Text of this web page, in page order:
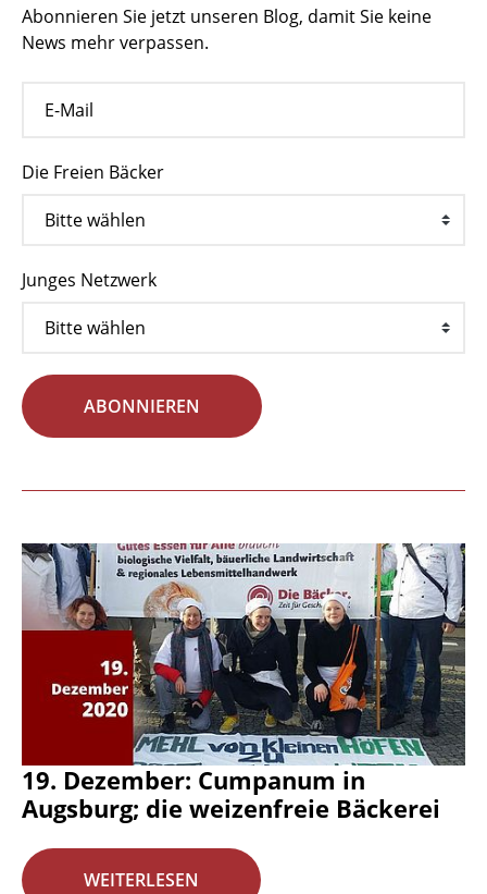
Abonnieren Sie jetzt unseren Blog, damit Sie keine
News mehr verpassen.
Die Freien Bäcker
Junges Netzwerk
ABONNIEREN
19. Dezember: Cumpanum in
Augsburg; die weizenfreie Bäckerei
WEITERLESEN